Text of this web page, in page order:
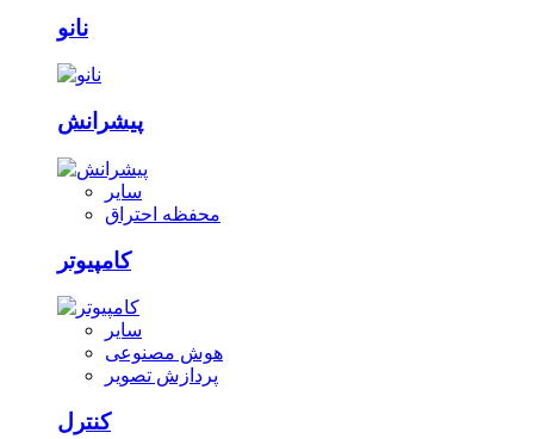
نانو
پیشرانش
سایر
محفظه احتراق
کامپیوتر
سایر
هوش مصنوعی
پردازش تصویر
کنترل